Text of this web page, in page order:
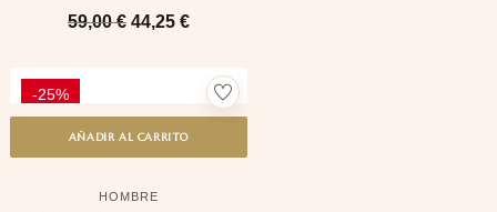
59,00€ 44,25 €
-25%
AÑADIR AL CARRITO
HOMBRE